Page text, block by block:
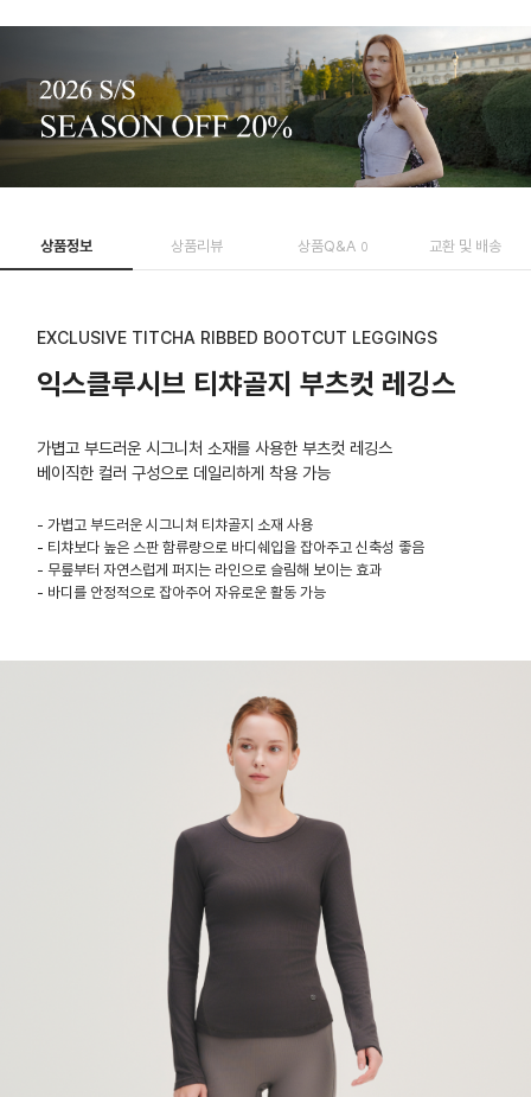
상품정보 상품리뷰 상품Q&A 0 교환 및 배송
EXCLUSIVE TITCHA RIBBED BOOTCUT LEGGINGS
익스클루시브 티챠골지 부츠컷 레깅스
가볍고 부드러운 시그니처 소재를 사용한 부츠컷 레깅스
베이직한 컬러 구성으로 데일리하게 착용 가능
- 가볍고 부드러운 시그니쳐 티챠골지 소재 사용
- 티챠보다 높은 스판 함류량으로 바디쉐입을 잡아주고 신축성 좋음
- 무릎부터 자연스럽게 퍼지는 라인으로 슬림해 보이는 효과
- 바디를 안정적으로 잡아주어 자유로운 활동 가능